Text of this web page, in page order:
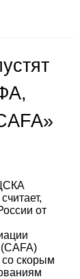
от
скорым